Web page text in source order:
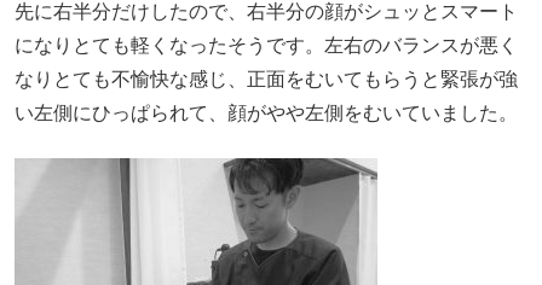
先に右半分だけしたので、右半分の顔がシュッとスマート
になりとても軽くなったそうです。左右のバランスが悪く
なりとても不愉快な感じ、正面をむいてもらうと緊張が強
い左側にひっぱられて、顔がやや左側をむいていました。